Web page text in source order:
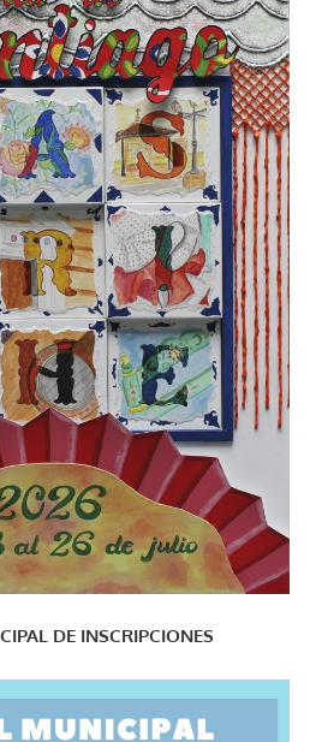
DE INSCRIPCIONES